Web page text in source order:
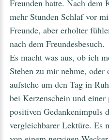
Freunden hatte. Nach
mehr Stunden Schlaf vor
Freunde, aber erholter
nach dem Freundesbesuch.
Es macht was aus, ob ich
Stehen zu mir nehme,
aufstehe um den Tag in
bei Kerzenschein und
positiven Gedankenimpuls
vergleichbarer Lektüre. Es